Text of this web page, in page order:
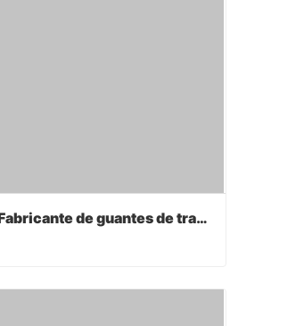
Fabricante de guantes de trabajo
Fabricante de guantes de trabajo